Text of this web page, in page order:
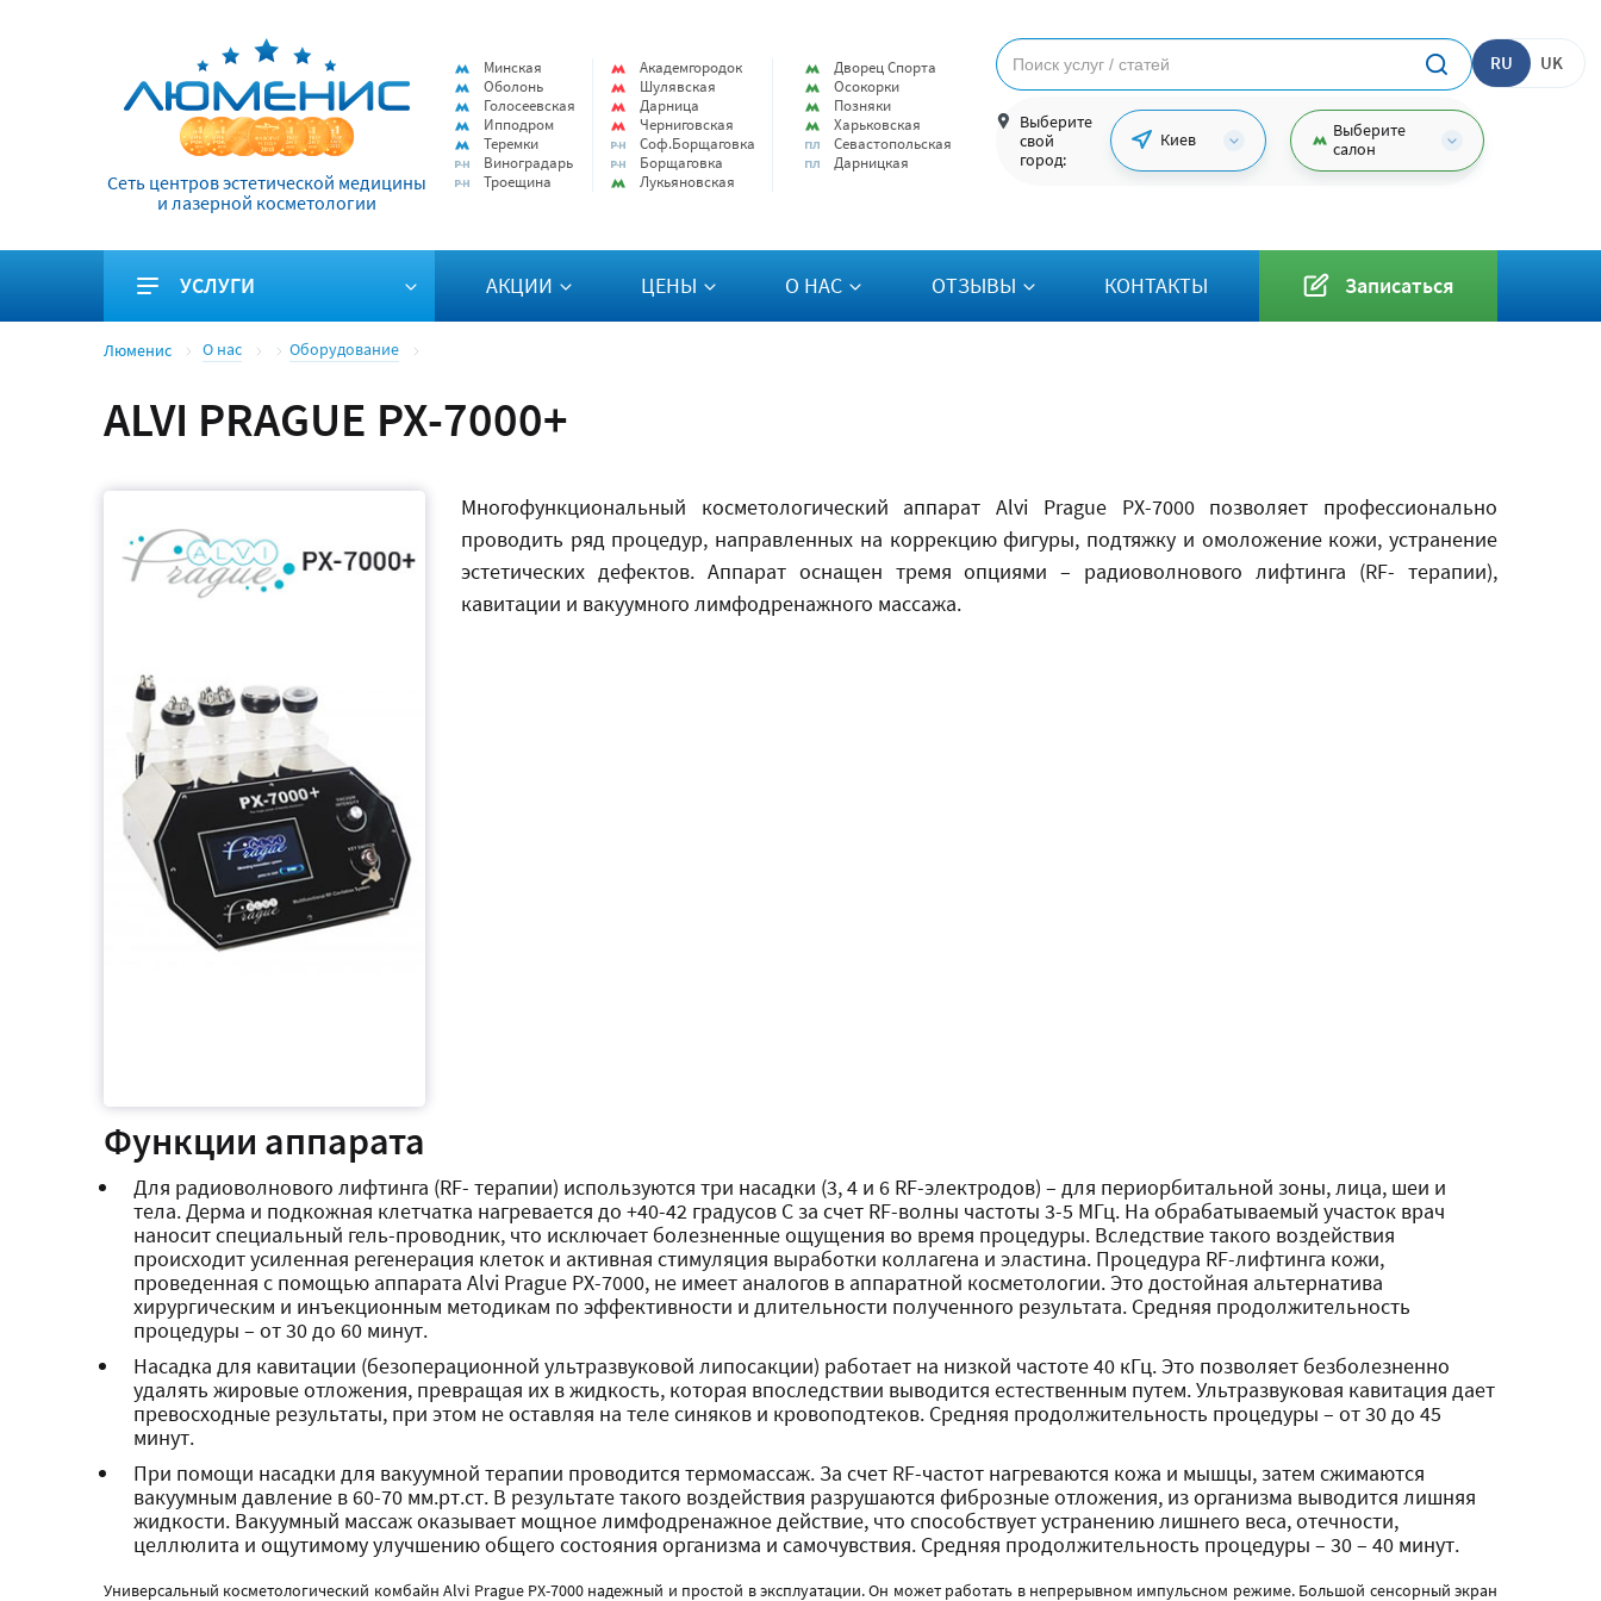
Сеть центров эстетической медицины
и лазерной косметологии
Минская
Оболонь
Голосеевская
Ипподром
Теремки
Виноградарь
Троещина
Академгородок
Шулявская
Дарница
Черниговская
Соф.Борщаговка
Борщаговка
Лукьяновская
Дворец Спорта
Осокорки
Позняки
Харьковская
Севастопольская
Дарницкая
RU UK
Выберите
свой
город:
Киев
Выберите
салон
УСЛУГИ АКЦИИ ЦЕНЫ О НАС ОТЗЫВЫ КОНТАКТЫ Записаться
Люменис О нас Оборудование
ALVI PRAGUE PX-7000+
Многофункциональный косметологический аппарат Alvi Prague PX-7000 позволяет профессионально
проводить ряд процедур, направленных на коррекцию фигуры, подтяжку и омоложение кожи, устранение
эстетических дефектов. Аппарат оснащен тремя опциями – радиоволнового лифтинга (RF- терапии),
кавитации и вакуумного лимфодренажного массажа.
Функции аппарата
Для радиоволнового лифтинга (RF- терапии) используются три насадки (3, 4 и 6 RF-электродов) – для периорбитальной зоны, лица, шеи и
тела. Дерма и подкожная клетчатка нагревается до +40-42 градусов С за счет RF-волны частоты 3-5 МГц. На обрабатываемый участок врач
наносит специальный гель-проводник, что исключает болезненные ощущения во время процедуры. Вследствие такого воздействия
происходит усиленная регенерация клеток и активная стимуляция выработки коллагена и эластина. Процедура RF-лифтинга кожи,
проведенная с помощью аппарата Alvi Prague PX-7000, не имеет аналогов в аппаратной косметологии. Это достойная альтернатива
хирургическим и инъекционным методикам по эффективности и длительности полученного результата. Средняя продолжительность
процедуры – от 30 до 60 минут.
Насадка для кавитации (безоперационной ультразвуковой липосакции) работает на низкой частоте 40 кГц. Это позволяет безболезненно
удалять жировые отложения, превращая их в жидкость, которая впоследствии выводится естественным путем. Ультразвуковая кавитация дает
превосходные результаты, при этом не оставляя на теле синяков и кровоподтеков. Средняя продолжительность процедуры – от 30 до 45
минут.
При помощи насадки для вакуумной терапии проводится термомассаж. За счет RF-частот нагреваются кожа и мышцы, затем сжимаются
вакуумным давление в 60-70 мм.рт.ст. В результате такого воздействия разрушаются фиброзные отложения, из организма выводится лишняя
жидкости. Вакуумный массаж оказывает мощное лимфодренажное действие, что способствует устранению лишнего веса, отечности,
целлюлита и ощутимому улучшению общего состояния организма и самочувствия. Средняя продолжительность процедуры – 30 – 40 минут.
Универсальный косметологический комбайн Alvi Prague PX-7000 надежный и простой в эксплуатации. Он может работать в непрерывном импульсном режиме. Большой сенсорный экран